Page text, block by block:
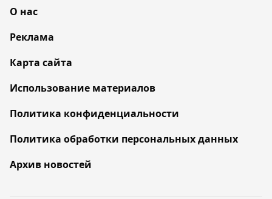
О нас
Реклама
Карта сайта
Использование материалов
Политика конфиденциальности
Политика обработки персональных данных
Архив новостей